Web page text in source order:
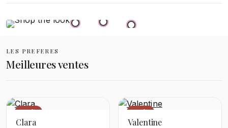
LES PREFERES
Meilleures ventes
−59%
Clara
−56%
Valentine